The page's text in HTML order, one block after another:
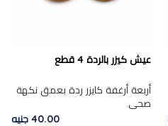
عيش كيزر بالردة 4 قطع
أربعة أرغفة كايزر ردة بعمق نكهة
صحي.
40.00 جنيه